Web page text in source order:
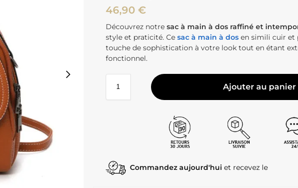
46,90 €
Découvrez notre sac à main à dos raffiné et
style et praticité. Ce sac à main à dosen simili cuir et
touche de sophistication à votre look tout en étant
fonctionnel.
Ajouter au panier
Commandez aujourd'hui et recevez le